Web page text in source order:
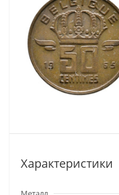
Характеристики